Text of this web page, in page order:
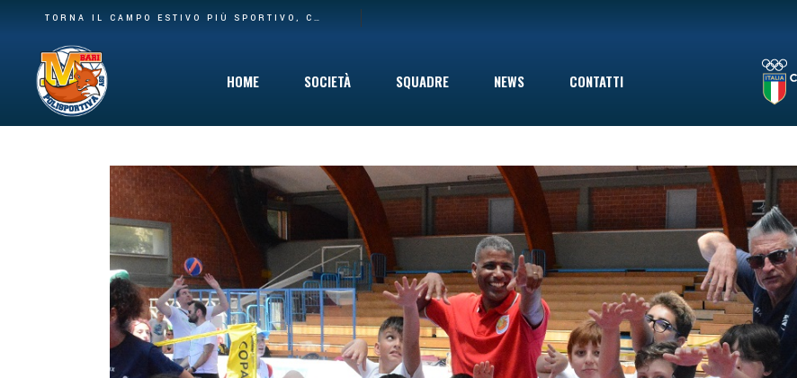
TORNA IL CAMPO ESTIVO PIÙ SPORTIVO, COINVOLGENTE E DIVERTENTE CHE C’È: DAL 10 GIUGNO VIA AL SUMMER CAMP DELLA POLISPORTIVA M BARI
HOME SOCIETÀ
Storia
Mission
Safeguarding
Cinque per Mille
Privacy Policy
SQUADRE NEWS CONTATTI